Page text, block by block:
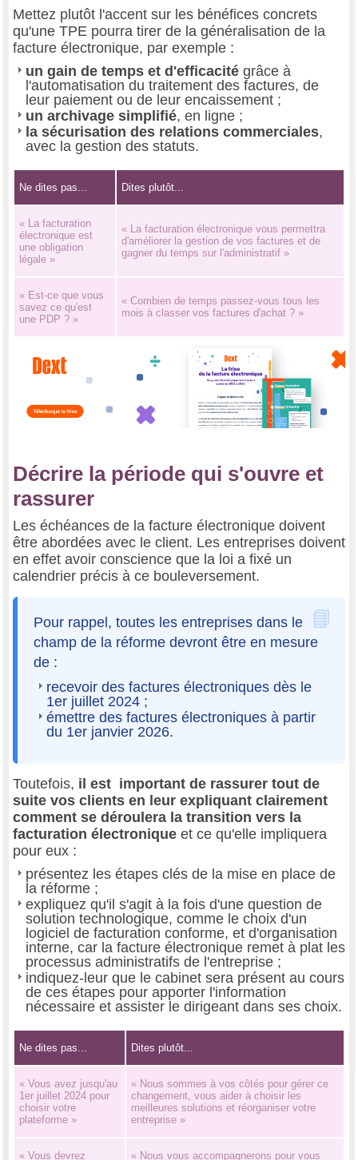
Mettez plutôt l'accent sur les bénéfices concrets
qu'une TPE pourra tirer de la généralisation de la
facture électronique, par exemple :
un gain de temps et d'efficacité grâce à
l'automatisation du traitement des factures, de
leur paiement ou de leur encaissement ;
un archivage simplifié, en ligne ;
la sécurisation des relations commerciales,
avec la gestion des statuts.
Ne dites pas... Dites plutôt...
« La facturation
électronique est
une obligation
légale »
« La facturation électronique vous permettra
d'améliorer la gestion de vos factures et de
gagner du temps sur l'administratif »
« Est-ce que vous
savez ce qu'est
une PDP ? »
« Combien de temps passez-vous tous les
mois à classer vos factures d'achat ? »
Décrire la période qui s'ouvre et
rassurer
Les échéances de la facture électronique doivent
être abordées avec le client. Les entreprises doivent
en effet avoir conscience que la loi a fixé un
calendrier précis à ce bouleversement.
Pour rappel, toutes les entreprises dans le
champ de la réforme devront être en mesure
de :
recevoir des factures électroniques dès le
1er juillet 2024 ;
émettre des factures électroniques à partir
du 1er janvier 2026.
Toutefois, il est important de rassurer tout de
suite vos clients en leur expliquant clairement
comment se déroulera la transition vers la
facturation électronique et ce qu'elle impliquera
pour eux :
présentez les étapes clés de la mise en place de
la réforme ;
expliquez qu'il s'agit à la fois d'une question de
solution technologique, comme le choix d'un
logiciel de facturation conforme, et d'organisation
interne, car la facture électronique remet à plat les
processus administratifs de l'entreprise ;
indiquez-leur que le cabinet sera présent au cours
de ces étapes pour apporter l'information
nécessaire et assister le dirigeant dans ses choix.
Ne dites pas... Dites plutôt...
« Vous avez jusqu'au
1er juillet 2024 pour
choisir votre
plateforme »
« Nous sommes à vos côtés pour gérer ce
changement, vous aider à choisir les
meilleures solutions et réorganiser votre
entreprise »
« Vous devrez « Nous vous accompagnerons pour vous